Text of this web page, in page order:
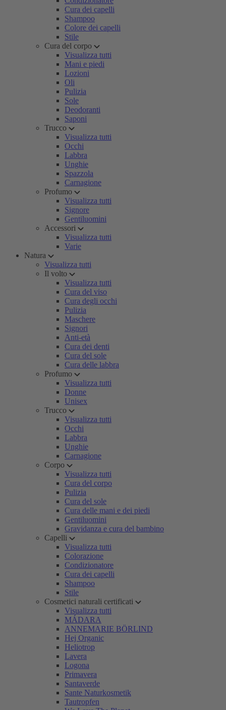
Cura dei capelli
Shampoo
Colore dei capelli
Stile
Cura del corpo
Visualizza tutti
Mani e piedi
Lozioni
Oli
Pulizia
Sole
Deodoranti
Saponi
Trucco
Visualizza tutti
Occhi
Labbra
Unghie
Spazzola
Carnagione
Profumo
Visualizza tutti
Signore
Gentiluomini
Accessori
Visualizza tutti
Varie
Natura
Visualizza tutti
Il volto
Visualizza tutti
Cura del viso
Cura degli occhi
Pulizia
Maschere
Signori
Anti-età
Cura dei denti
Cura del sole
Cura delle labbra
Profumo
Visualizza tutti
Donne
Unisex
Trucco
Visualizza tutti
Occhi
Labbra
Unghie
Carnagione
Corpo
Visualizza tutti
Cura del corpo
Pulizia
Cura del sole
Cura delle mani e dei piedi
Gentiluomini
Gravidanza e cura del bambino
Capelli
Visualizza tutti
Colorazione
Condizionatore
Cura dei capelli
Shampoo
Stile
Cosmetici naturali certificati
Visualizza tutti
MÁDARA
ANNEMARIE BÖRLIND
Hej Organic
Heliotrop
Lavera
Logona
Primavera
Santaverde
Sante Naturkosmetik
Tautropfen